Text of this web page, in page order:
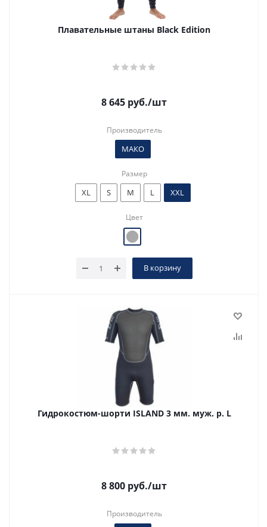
Плавательные штаны Black Edition
8 645 руб./шт
Производитель
МАКО
Размер
XL S M L XXL
Цвет
В корзину
Гидрокостюм-шорти ISLAND 3 мм. муж. р. L
8 800 руб./шт
Производитель